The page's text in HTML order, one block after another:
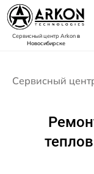
Сервисный центр Arkonв
Новосибирске
Сервисный